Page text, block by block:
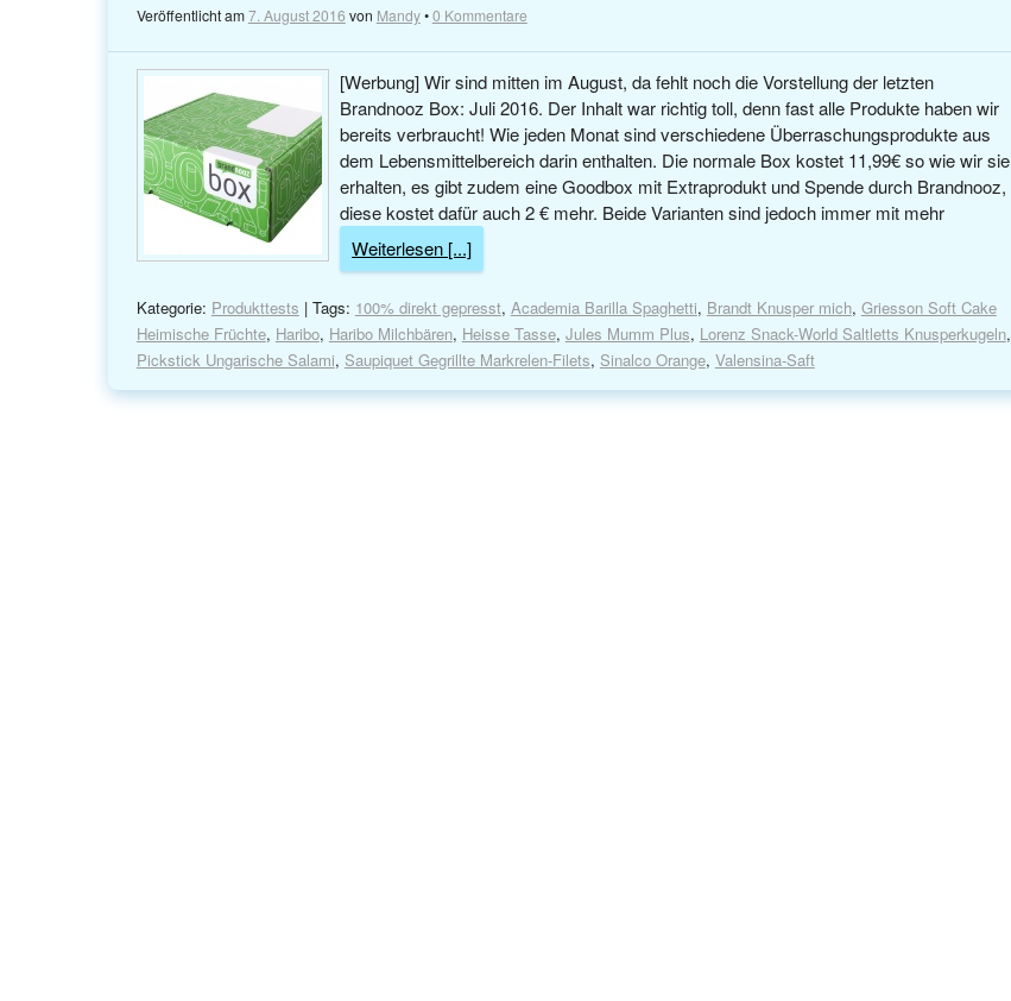
Veröffentlicht am7. August 2016 von Mandy•0 Kommentare
[Werbung] Wir sind mitten im August, da fehlt noch die Vorstellung der letzten
Brandnooz Box: Juli 2016. Der Inhalt war richtig toll, denn fast alle Produkte haben wir
bereits verbraucht! Wie jeden Monat sind verschiedene Überraschungsprodukte aus
dem Lebensmittelbereich darin enthalten. Die normale Box kostet 11,99€ so wie wir sie
erhalten, es gibt zudem eine Goodbox mit Extraprodukt und Spende durch Brandnooz,
diese kostet dafür auch 2 € mehr. Beide Varianten sind jedoch immer mit mehr
Weiterlesen [...]
Kategorie: Produkttests | Tags: 100% direkt gepresst, Academia Barilla Spaghetti, Brandt Knusper mich, Griesson Soft Cake
Heimische Früchte, Haribo, Haribo Milchbären, Heisse Tasse, Jules Mumm Plus, Lorenz Snack-World Saltletts Knusperkugeln,
Pickstick Ungarische Salami, Saupiquet Gegrillte Markrelen-Filets, Sinalco Orange, Valensina-Saft